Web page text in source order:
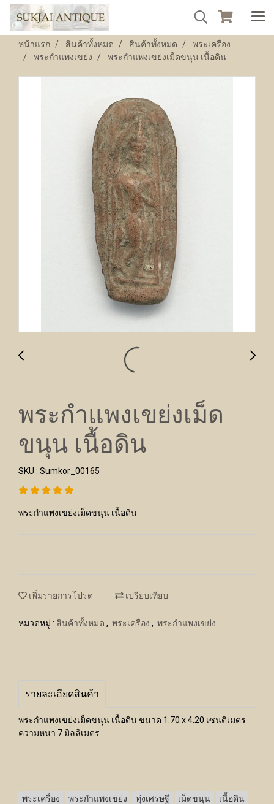
หน้าแรก สินค้าทั้งหมด สินค้าทั้งหมด
พระเครื่อง
พระกำแพงเขย่ง
พระกำแพงเขย่งเม็ดขนุน เนื้อดิน
พระกำแพงเขย่งเม็ด
ขนุน เนื้อดิน
SKU : Sumkor_00165
พระกำแพงเขย่งเม็ดขนุน เนื้อดิน
เพิ่มรายการโปรด เปรียบเทียบ
หมวดหมู่ : สินค้าทั้งหมด , พระเครื่อง , พระกำแพงเขย่ง
รายละเอียดสินค้า
พระกำแพงเขย่งเม็ดขนุน เนื้อดิน ขนาด 1.70 x 4.20 เซนติเมตร
ความหนา 7 มิลลิเมตร
พระเครื่อง พระกำแพงเขย่ง ทุ่งเศรษฐี เม็ดขนุน เนื้อดิน